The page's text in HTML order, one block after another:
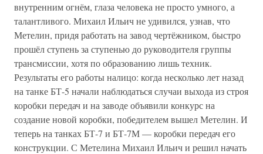
внутренним огнём, глаза человека не просто умного, а
талантливого. Михаил Ильич не удивился, узнав, что
Метелин, придя работать на завод чертёжником, быстро
прошёл ступень за ступенью до руководителя группы
трансмиссии, хотя по образованию лишь техник.
Результаты его работы налицо: когда несколько лет назад
на танке БТ-5 начали наблюдаться случаи выхода из строя
коробки передач и на заводе объявили конкурс на
создание новой коробки, победителем вышел Метелин. И
теперь на танках БТ-7 и БТ-7М — коробки передач его
конструкции. С Метелина Михаил Ильич и решил начать